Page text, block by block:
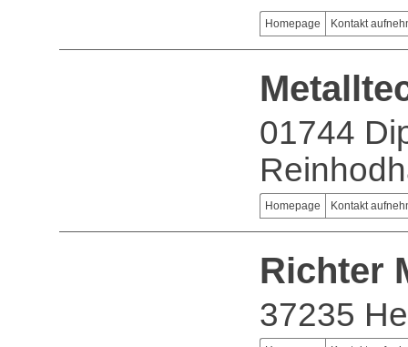
Homepage Kontakt
01744
Homepage Kontakt
Richter
37235